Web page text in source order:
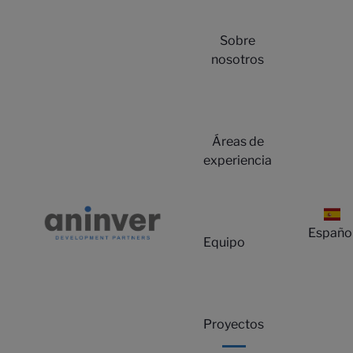
Sobre
nosotros
Áreas de
experiencia
Equipo
Proyectos